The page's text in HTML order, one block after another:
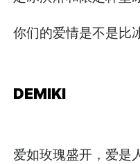
你们的爱情是不是比
DEMIKI
爱如玫瑰盛开，爱是